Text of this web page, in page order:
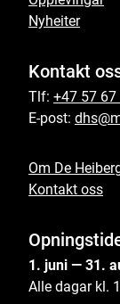
Nyheiter
Kontakt
Tlf: +47 57 67
E-post:
Om De
Kontakt oss
1. juni — 31.
Alle dagar kl.